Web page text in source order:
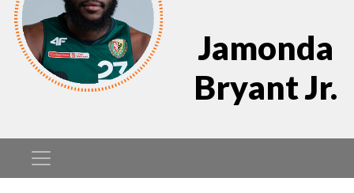
Jamonda
Bryant Jr.